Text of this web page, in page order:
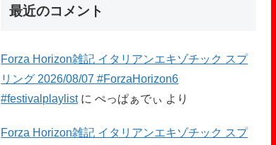
最近のコメント
Forza Horizon雑記 イタリアンエキゾチック スプ
リング 2026/08/07 #ForzaHorizon6
#festivalplaylistにぺっぱぁでぃ より
Forza Horizon雑記 イタリアンエキゾチック スプ